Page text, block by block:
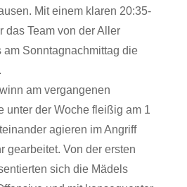
Mit einem klaren 20:35-
das Team von der Aller
am Sonntagnachmittag die
am vergangenen
unter der Woche fleißig am 1
agieren im Angriff
gearbeitet. Von der ersten
sich die Mädels